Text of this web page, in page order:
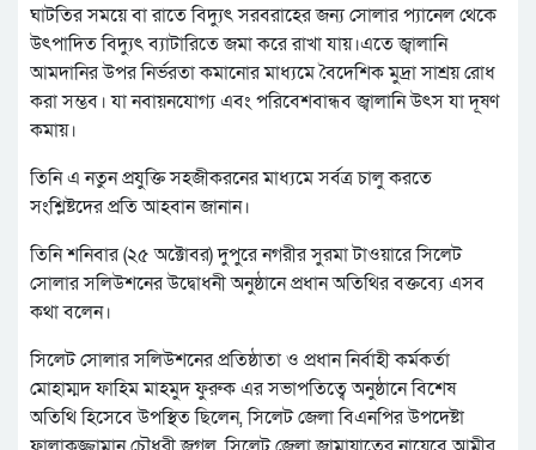
ঘাটতির সময়ে বা রাতে বিদ্যুৎ সরবরাহের জন্য সোলার প্যানেল থেকে
উৎপাদিত বিদ্যুৎ ব্যাটারিতে জমা করে রাখা যায়।এতে জ্বালানি
আমদানির উপর নির্ভরতা কমানোর মাধ্যমে বৈদেশিক মুদ্রা সাশ্রয় রোধ
করা সম্ভব। যা নবায়নযোগ্য এবং পরিবেশবান্ধব জ্বালানি উৎস যা দূষণ
কমায়।
তিনি এ নতুন প্রযুক্তি সহজীকরনের মাধ্যমে সর্বত্র চালু করতে
সংশ্লিষ্টদের প্রতি আহবান জানান।
তিনি শনিবার (২৫ অক্টোবর) দুপুরে নগরীর সুরমা টাওয়ারে সিলেট
সোলার সলিউশনের উদ্বোধনী অনুষ্ঠানে প্রধান অতিথির বক্তব্যে এসব
কথা বলেন।
সিলেট সোলার সলিউশনের প্রতিষ্ঠাতা ও প্রধান নির্বাহী কর্মকর্তা
মোহাম্মদ ফাহিম মাহমুদ ফুরুক এর সভাপতিত্বে অনুষ্ঠানে বিশেষ
অতিথি হিসেবে উপস্থিত ছিলেন, সিলেট জেলা বিএনপির উপদেষ্টা